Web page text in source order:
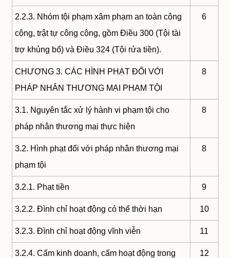
2.2.3. Nhóm tội phạm xâm phạm an toàn công
cộng, trật tự công cộng, gồm Điều 300 (Tội tài
trợ khủng bố) và Điều 324 (Tội rửa tiền).
6
CHƯƠNG 3. CÁC HÌNH PHẠT ĐỐI VỚI
PHÁP NHÂN THƯƠNG MẠI PHẠM TỘI
8
3.1. Nguyên tắc xử lý hành vi phạm tội cho
pháp nhân thương mại thực hiện
8
3.2. Hình phạt đối với pháp nhân thương mại
phạm tội
8
3.2.1. Phạt tiền 9
3.2.2. Đình chỉ hoạt động có thể thời hạn 10
3.2.3. Đình chỉ hoạt động vĩnh viễn 11
3.2.4. Cấm kinh doanh, cấm hoạt động trong
12